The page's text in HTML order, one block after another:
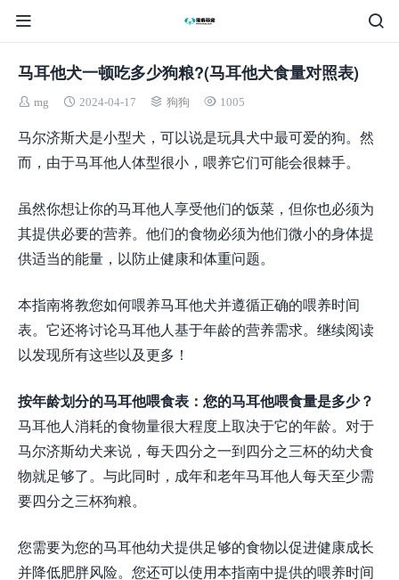
马耳他犬一顿吃多少狗粮?(马耳他犬食量对照表)
mg 2024-04-17 狗狗 1005
马尔济斯犬是小型犬，可以说是玩具犬中最可爱的狗。然
而，由于马耳他人体型很小，喂养它们可能会很棘手。
虽然你想让你的马耳他人享受他们的饭菜，但你也必须为
其提供必要的营养。他们的食物必须为他们微小的身体提
供适当的能量，以防止健康和体重问题。
本指南将教您如何喂养马耳他犬并遵循正确的喂养时间
表。它还将讨论马耳他人基于年龄的营养需求。继续阅读
以发现所有这些以及更多！
按年龄划分的马耳他喂食表：您的马耳他喂食量是多少？
马耳他人消耗的食物量很大程度上取决于它的年龄。对于
马尔济斯幼犬来说，每天四分之一到四分之三杯的幼犬食
物就足够了。与此同时，成年和老年马耳他人每天至少需
要四分之三杯狗粮。
您需要为您的马耳他幼犬提供足够的食物以促进健康成长
并降低肥胖风险。您还可以使用本指南中提供的喂养时间